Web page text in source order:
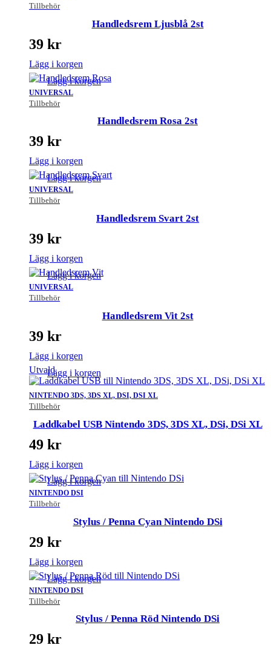
Tillbehör
Handledsrem Ljusblå 2st
39 kr
Lägg i korgen
UNIVERSAL
Tillbehör
Lägg i korgen
Handledsrem Rosa 2st
39 kr
Lägg i korgen
UNIVERSAL
Tillbehör
Lägg i korgen
Handledsrem Svart 2st
39 kr
Lägg i korgen
UNIVERSAL
Tillbehör
Lägg i korgen
Handledsrem Vit 2st
39 kr
Lägg i korgen
Utvald
NINTENDO 3DS, 3DS XL, DSI, DSI XL
Tillbehör
Lägg i korgen
Laddkabel USB Nintendo 3DS, 3DS XL, DSi, DSi XL
49 kr
Lägg i korgen
NINTENDO DSI
Tillbehör
Lägg i korgen
Stylus / Penna Cyan Nintendo DSi
29 kr
Lägg i korgen
NINTENDO DSI
Tillbehör
Lägg i korgen
Stylus / Penna Röd Nintendo DSi
29 kr